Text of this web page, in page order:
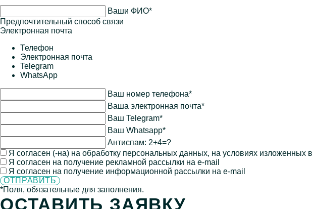
Ваши ФИО*
Предпочтительный способ связи
Электронная почта
Телефон
Электронная почта
Telegram
WhatsApp
Ваш номер телефона*
Ваша электронная почта*
Ваш Telegram*
Ваш Whatsapp*
Антиспам: 2+4=?
Я согласен (-на) на обработку персональных данных, на условиях изложенных в
Я согласен на получение рекламной рассылки на e-mail
Я согласен на получение информационной рассылки на e-mail
*Поля, обязательные для заполнения.
ОСТАВИТЬ ЗАЯВКУ